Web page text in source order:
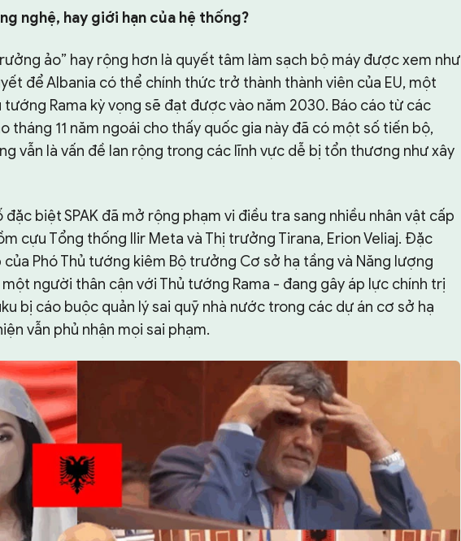
nghệ, hay giới hạn của hệ thống?
ảo” hay rộng hơn là quyết tâm làm sạch bộ máy được xem như
để Albania có thể chính thức trở thành thành viên của EU, một
tướng Rama kỳ vọng sẽ đạt được vào năm 2030. Báo cáo từ các
tháng 11 năm ngoái cho thấy quốc gia này đã có một số tiến bộ,
vẫn là vấn đề lan rộng trong các lĩnh vực dễ bị tổn thương như xây
biệt SPAK đã mở rộng phạm vi điều tra sang nhiều nhân vật cấp
cựu Tổng thống Ilir Meta và Thị trưởng Tirana, Erion Veliaj. Đặc
Phó Thủ tướng kiêm Bộ trưởng Cơ sở hạ tầng và Năng lượng
một người thân cận với Thủ tướng Rama - đang gây áp lực chính trị
bị cáo buộc quản lý sai quỹ nhà nước trong các dự án cơ sở hạ
vẫn phủ nhận mọi sai phạm.